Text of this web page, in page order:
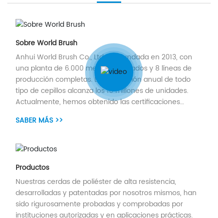
Sobre World Brush
Anhui World Brush Co., Ltd. fue fundada en 2013, con
una planta de 6.000 metros cuadrados y 8 líneas de
producción completas. La producción anual de todo
tipo de cepillos alcanza los 10 millones de unidades.
Actualmente, hemos obtenido las certificaciones
patentes.
SABER MÁS >>
Productos
Nuestras cerdas de poliéster de alta resistencia,
desarrolladas y patentadas por nosotros mismos, han
sido rigurosamente probadas y comprobadas por
instituciones autorizadas y en aplicaciones prácticas.